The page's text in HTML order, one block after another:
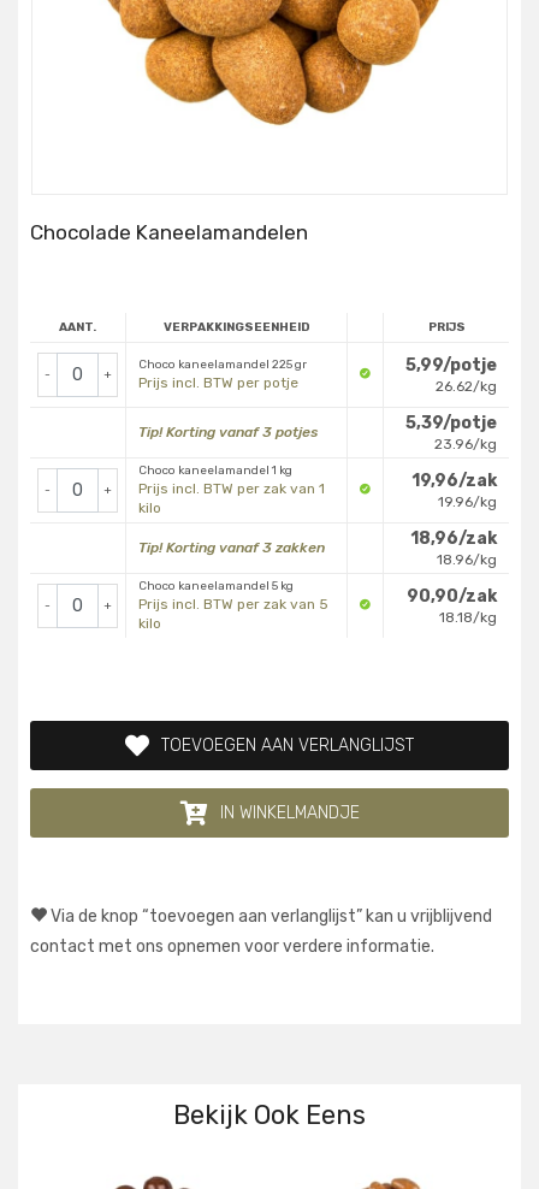
Chocolade Kaneelamandelen
AANT. VERPAKKINGSEENHEID PRIJS
- +
Choco kaneelamandel 225 gr
Prijs incl. BTW per potje
5,99/potje
26.62/kg
Tip! Korting vanaf 3 potjes 5,39/potje
23.96/kg
- +
Choco kaneelamandel 1 kg
Prijs incl. BTW per zak van 1
kilo
19,96/zak
19.96/kg
Tip! Korting vanaf 3 zakken 18,96/zak
18.96/kg
- +
Choco kaneelamandel 5 kg
Prijs incl. BTW per zak van 5
kilo
90,90/zak
18.18/kg
TOEVOEGEN AAN VERLANGLIJST
IN WINKELMANDJE
Via de knop “toevoegen aan verlanglijst” kan u vrijblijvend
contact met ons opnemen voor verdere informatie.
Bekijk Ook Eens